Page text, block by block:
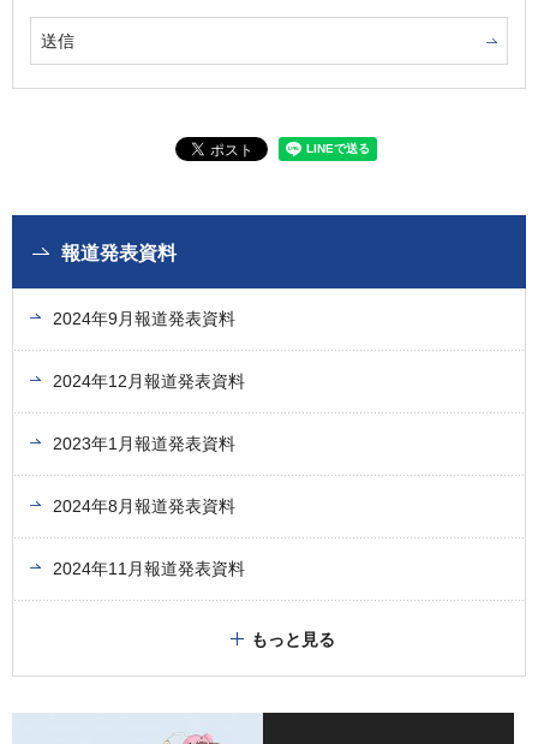
報道発表資料
2024年9月報道発表資料
2024年12月報道発表資料
2023年1月報道発表資料
2024年8月報道発表資料
2024年11月報道発表資料
もっと見る